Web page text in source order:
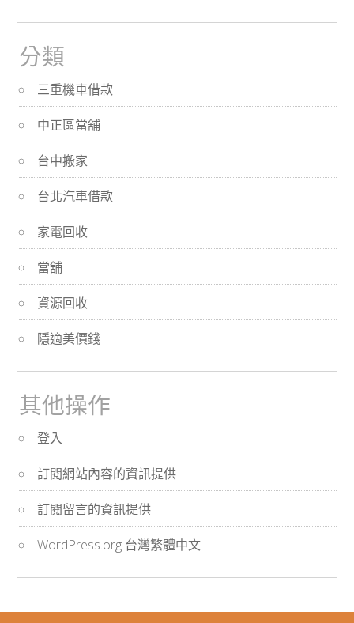
分類
三重機車借款
中正區當舖
台中搬家
台北汽車借款
家電回收
當舖
資源回收
隱適美價錢
其他操作
登入
訂閱網站內容的資訊提供
訂閱留言的資訊提供
WordPress.org 台灣繁體中文